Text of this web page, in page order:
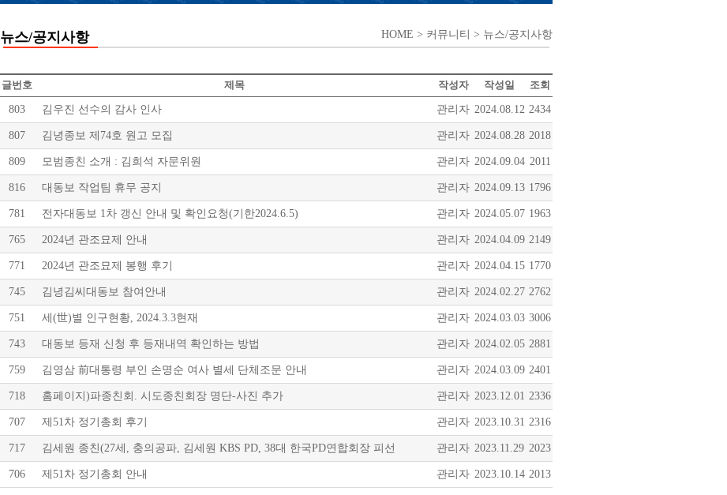
뉴스/공지사항 HOME > 커뮤니티 > 뉴스/공지사항
글번호 제목 작성자 작성일 조회
803 김우진 선수의 감사 인사 관리자 2024.08.12 2434
807 김녕종보 제74호 원고 모집 관리자 2024.08.28 2018
809 모범종친 소개 : 김희석 자문위원 관리자 2024.09.04 2011
816 대동보 작업팀 휴무 공지 관리자 2024.09.13 1796
781 전자대동보 1차 갱신 안내 및 확인요청(기한2024.6.5) 관리자 2024.05.07 1963
765 2024년 관조묘제 안내 관리자 2024.04.09 2149
771 2024년 관조묘제 봉행 후기 관리자 2024.04.15 1770
745 김녕김씨대동보 참여안내 관리자 2024.02.27 2762
751 세(世)별 인구현황, 2024.3.3현재 관리자 2024.03.03 3006
743 대동보 등재 신청 후 등재내역 확인하는 방법 관리자 2024.02.05 2881
759 김영삼 前대통령 부인 손명순 여사 별세 단체조문 안내 관리자 2024.03.09 2401
718 홈페이지)파종친회. 시도종친회장 명단-사진 추가 관리자 2023.12.01 2336
707 제51차 정기총회 후기 관리자 2023.10.31 2316
717 김세원 종친(27세, 충의공파, 김세원 KBS PD, 38대 한국PD연합회장 피선 관리자 2023.11.29 2023
706 제51차 정기총회 안내 관리자 2023.10.14 2013